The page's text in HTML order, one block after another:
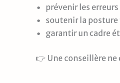
prévenir les
soutenir la
garantir un cadre
👉 Une conseillère